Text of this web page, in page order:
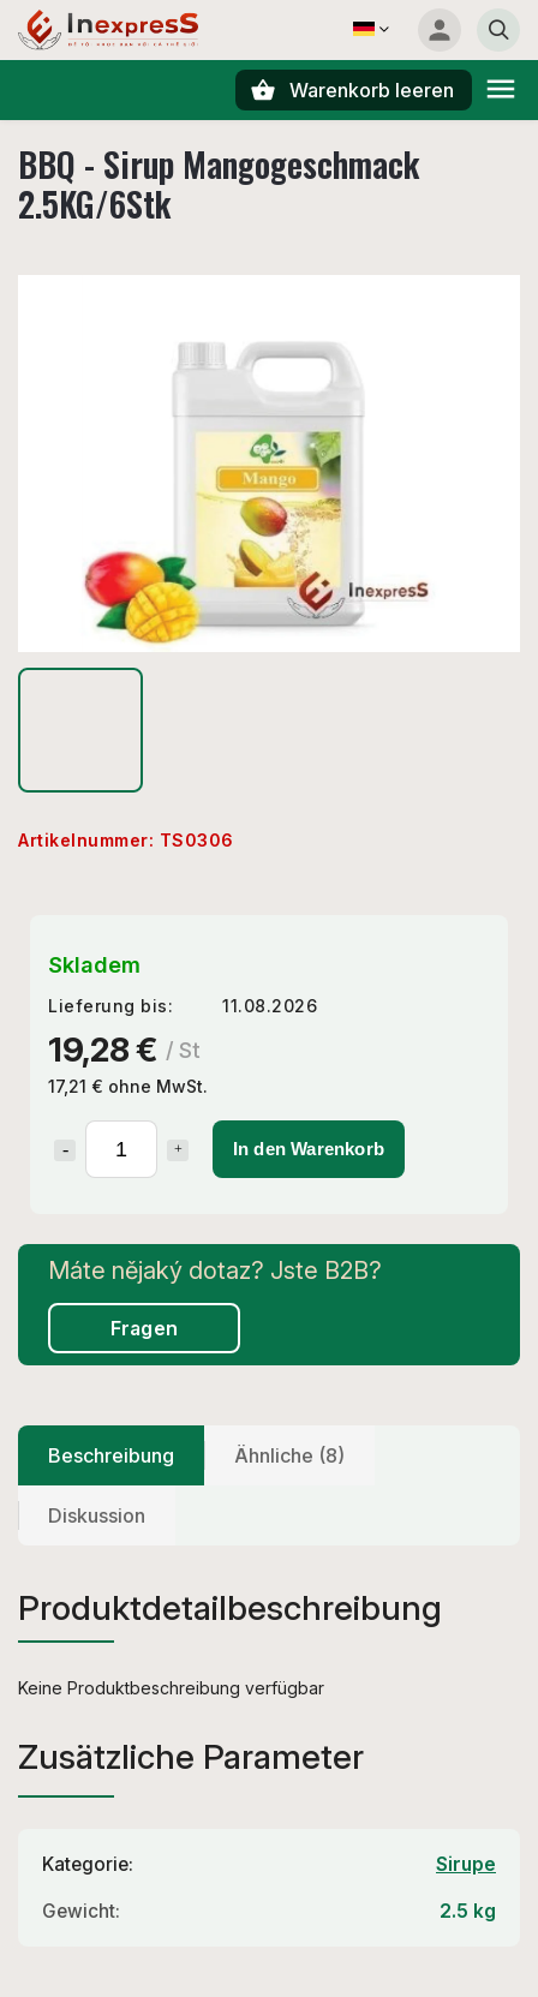
Warenkorb leeren
BBQ - Sirup Mangogeschmack
2.5KG/6Stk
Artikelnummer: TS0306
19,28 € / St
17,21 € ohne MwSt.
In den Warenkorb
Skladem
Lieferung bis: 11.08.2026
Fragen
Beschreibung Ähnliche (8)
Diskussion
Produktdetailbeschreibung
Keine Produktbeschreibung verfügbar
Zusätzliche Parameter
Kategorie: Sirupe
Gewicht: 2.5 kg